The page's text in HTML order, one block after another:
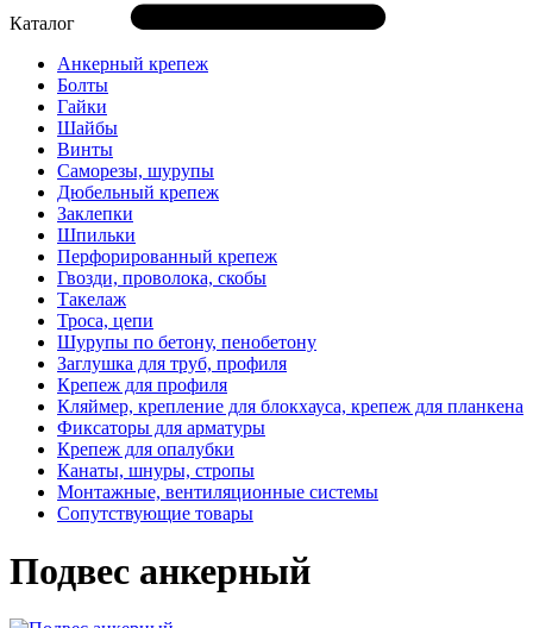
Каталог
Анкерный крепеж
Болты
Гайки
Шайбы
Винты
Саморезы, шурупы
Дюбельный крепеж
Заклепки
Шпильки
Перфорированный крепеж
Гвозди, проволока, скобы
Такелаж
Троса, цепи
Шурупы по бетону, пенобетону
Заглушка для труб, профиля
Крепеж для профиля
Кляймер, крепление для блокхауса, крепеж для планкена
Фиксаторы для арматуры
Крепеж для опалубки
Канаты, шнуры, стропы
Монтажные, вентиляционные системы
Сопутствующие товары
Подвес анкерный